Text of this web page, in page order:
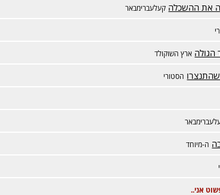
את ההשכלה קעלעברימבאר
הגולה ארץ השוקולד
הסטורי
ה-מיוחד
אני..